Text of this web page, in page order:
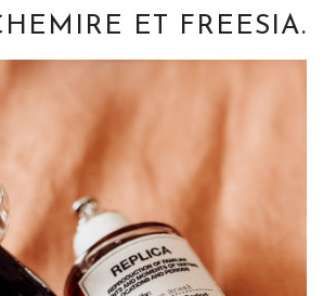
ET FREESIA.